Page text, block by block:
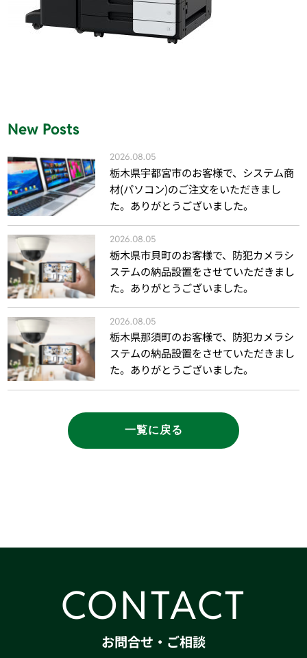
New Posts
2026.08.05
栃木県宇都宮市のお客様で、システム商
材(パソコン)のご注文をいただきまし
た。ありがとうございました。
2026.08.05
栃木県市貝町のお客様で、防犯カメラシ
ステムの納品設置をさせていただきまし
た。ありがとうございました。
2026.08.05
栃木県那須町のお客様で、防犯カメラシ
ステムの納品設置をさせていただきまし
た。ありがとうございました。
一覧に戻る
CONTACT
お問合せ・ご相談